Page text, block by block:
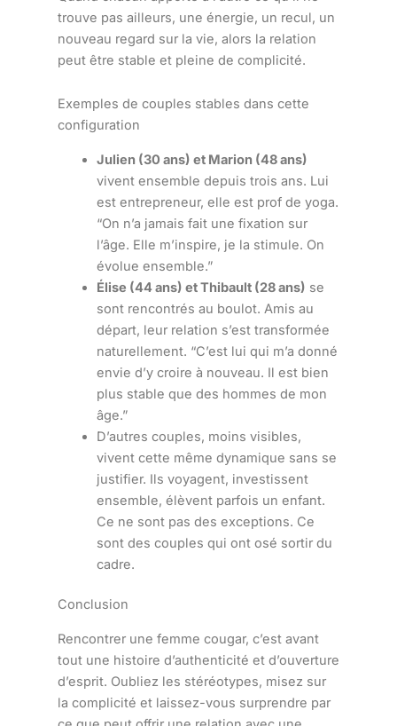
trouve pas ailleurs, une énergie, un recul, un
nouveau regard sur la vie, alors la relation
peut être stable et pleine de complicité.
Exemples de couples stables dans cette
configuration
Julien (30 ans) et Marion (48 ans)
vivent ensemble depuis trois ans. Lui
est entrepreneur, elle est prof de yoga.
“On n’a jamais fait une fixation sur
l’âge. Elle m’inspire, je la stimule. On
évolue ensemble.”
Élise (44 ans) et Thibault (28 ans) se
sont rencontrés au boulot. Amis au
départ, leur relation s’est transformée
naturellement. “C’est lui qui m’a donné
envie d’y croire à nouveau. Il est bien
plus stable que des hommes de mon
âge.”
D’autres couples, moins visibles,
vivent cette même dynamique sans se
justifier. Ils voyagent, investissent
ensemble, élèvent parfois un enfant.
Ce ne sont pas des exceptions. Ce
sont des couples qui ont osé sortir du
cadre.
Conclusion
Rencontrer une femme cougar, c’est avant
tout une histoire d’authenticité et d’ouverture
d’esprit. Oubliez les stéréotypes, misez sur
la complicité et laissez-vous surprendre par